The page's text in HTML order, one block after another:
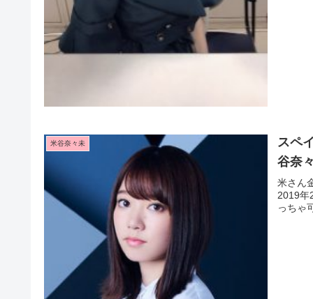
米谷奈々未
スペ
谷奈
米さん
2019年
っちゃ